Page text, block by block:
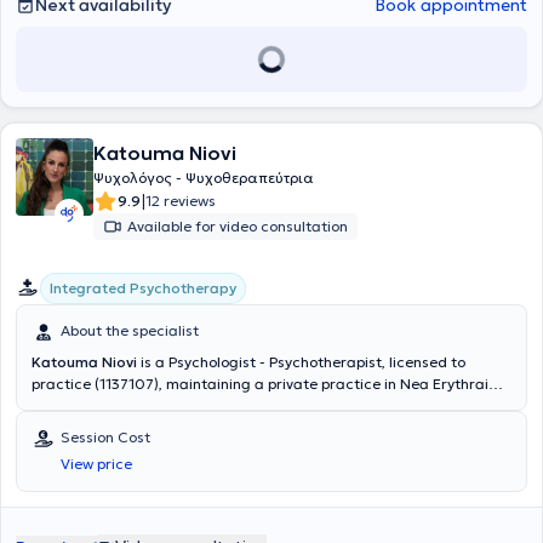
Next availability Book appointment
Katouma Niovi
Ψυχολόγος - Ψυχοθεραπεύτρια
9.9|12 reviews
Available for video consultation
Integrated Psychotherapy
About the specialist
Katouma Niovi is a Psychologist - Psychotherapist, licensed to
practice (1137107), maintaining a private practice in Nea Erythraia.
of East London, fully accredited by the British Association for
Counselling and Psychotherapy (BACP), from which she graduated
with distinction. She has specialized in Integrated Counselling and
Psychotherapeutic Approaches (Cognitive-Behavioral Therapy/CBT,
Certificate (ECC) from TACT HELLAS. She also holds a degree in
Session Cost
View price